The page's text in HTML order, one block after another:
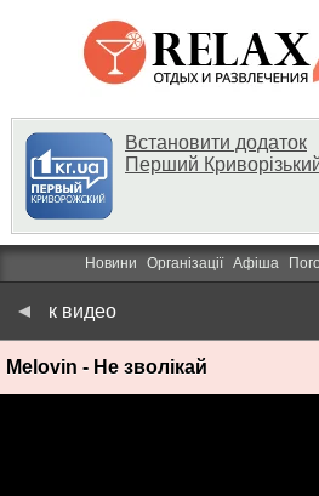
Встановити додаток
Перший
Новини Організації Афіша
к видео
Melovin - Не зволікай